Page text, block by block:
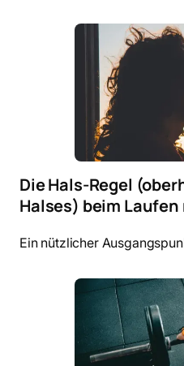
Die Hals-Regel
Halses) beim
Ein nützlicher